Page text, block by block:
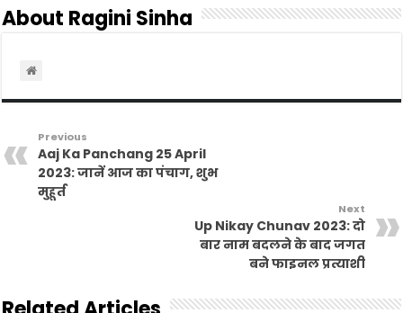
y
About Ragini Sinha
Previous
Aaj Ka Panchang 25 April
2023: जानें आज का पंचाग, शुभ
मुहूर्त
Next
Up Nikay Chunav 2023: दो
बार नाम बदलने के बाद जगत
बने फाइनल प्रत्याशी